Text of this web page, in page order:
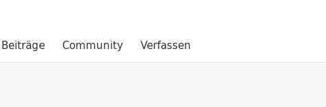
Beiträge Community Verfassen